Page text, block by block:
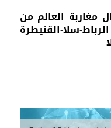
مغاربة العالم من
سلا-القنيطرة